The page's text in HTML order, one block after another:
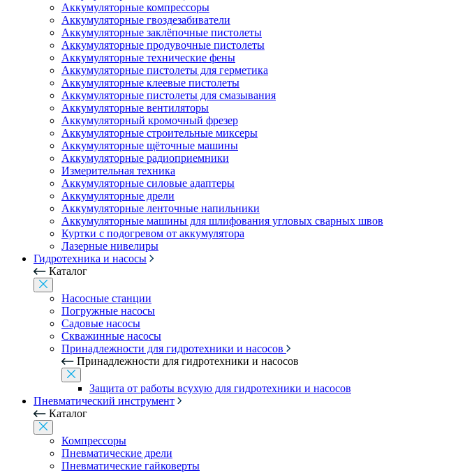
Аккумуляторные компрессоры
Аккумуляторные гвоздезабиватели
Аккумуляторные заклёпочные пистолеты
Аккумуляторные продувочные пистолеты
Аккумуляторные технические фены
Аккумуляторные пистолеты для герметика
Аккумуляторные клеевые пистолеты
Аккумуляторные пистолеты для смазывания
Аккумуляторные вентиляторы
Аккумуляторный кромочный фрезер
Аккумуляторные строительные миксеры
Аккумуляторные щёточные машины
Аккумуляторные радиоприемники
Измерительная техника
Аккумуляторные силовые адаптеры
Аккумуляторные дрели
Аккумуляторные ленточные напильники
Аккумуляторные машины для шлифования угловых сварных швов
Куртки с подогревом от аккумулятора
Лазерные нивелиры
Гидротехника и насосы
Каталог
Насосные станции
Погружные насосы
Садовые насосы
Скважинные насосы
Принадлежности для гидротехники и насосов
Принадлежности для гидротехники и насосов
Защита от работы всухую для гидротехники и насосов
Пневматический инструмент
Каталог
Компрессоры
Пневматические дрели
Пневматические гайковерты